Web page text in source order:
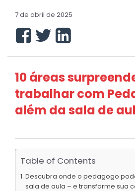
7 de abril de 2025
10 áreas
trabalhar com
além da sala de
Table of Contents
Descubra onde o pedagogo
sala de aula – e transforme sua